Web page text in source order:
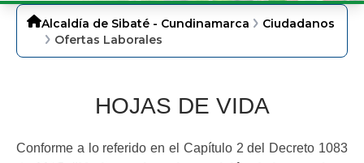
Alcaldía de Sibaté - Cundinamarca
Ciudadanos
Ofertas Laborales
HOJAS DE VIDA
Conforme a lo referido en el Capítulo 2 del Decreto 1083